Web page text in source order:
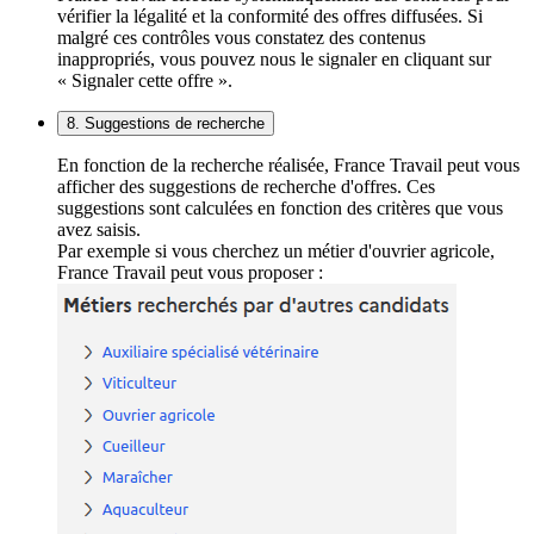
vérifier la légalité et la conformité des offres diffusées. Si
malgré ces contrôles vous constatez des contenus
inappropriés, vous pouvez nous le signaler en cliquant sur
« Signaler cette offre ».
8. Suggestions de recherche
En fonction de la recherche réalisée, France Travail peut vous
afficher des suggestions de recherche d'offres. Ces
suggestions sont calculées en fonction des critères que vous
avez saisis.
Par exemple si vous cherchez un métier d'ouvrier agricole,
France Travail peut vous proposer :